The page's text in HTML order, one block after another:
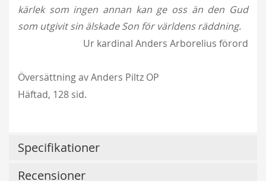
kärlek som ingen annan kan ge oss än den Gud
som utgivit sin älskade Son för världens räddning.
Ur kardinal Anders Arborelius förord
Översättning av Anders Piltz OP
Häftad, 128 sid.
Specifikationer
Recensioner